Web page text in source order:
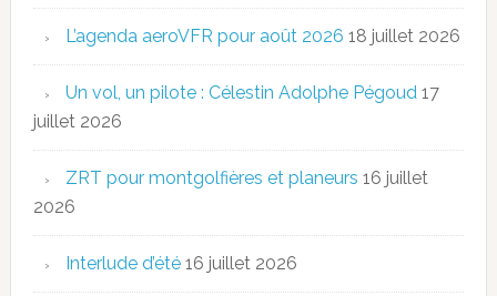
L’agenda aeroVFR pour août 2026 18 juillet 2026
Un vol, un pilote : Célestin Adolphe Pégoud 17
juillet 2026
ZRT pour montgolfières et planeurs 16 juillet
2026
Interlude d’été 16 juillet 2026